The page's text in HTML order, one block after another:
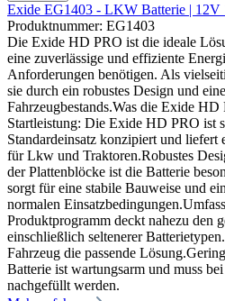
Exide EG1403 - LKW Batterie | 12V
Produktnummer: EG1403
Die Exide HD PRO ist die ideale
eine zuverlässige und effiziente
Anforderungen benötigen. Als
sie durch ein robustes Design und
Fahrzeugbestands.Was die Exide
Startleistung: Die Exide HD PRO ist
Standardeinsatz konzipiert und liefert
für Lkw und Traktoren.Robustes
der Plattenblöcke ist die Batterie
sorgt für eine stabile Bauweise und
normalen
Produktprogramm deckt nahezu den
einschließlich seltenerer
Fahrzeug die passende
Batterie ist wartungsarm und muss
nachgefüllt werden.